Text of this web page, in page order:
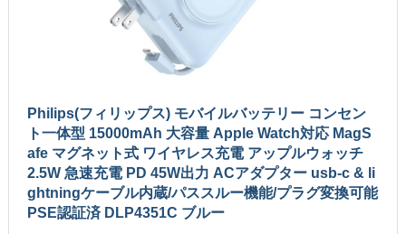
Philips(フィリップス) モバイルバッテリー コンセン
ト一体型 15000mAh 大容量 Apple Watch対応 MagS
afe マグネット式 ワイヤレス充電 アップルウォッチ
2.5W 急速充電 PD 45W出力 ACアダプター usb-c & li
ghtningケーブル内蔵/パススルー機能/プラグ変換可能
PSE認証済 DLP4351C ブルー